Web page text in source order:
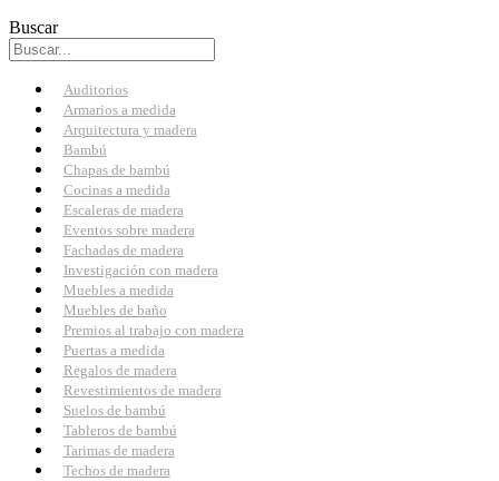
Buscar
Auditorios
Armarios a medida
Arquitectura y madera
Bambú
Chapas de bambú
Cocinas a medida
Escaleras de madera
Eventos sobre madera
Fachadas de madera
Investigación con madera
Muebles a medida
Muebles de baño
Premios al trabajo con madera
Puertas a medida
Regalos de madera
Revestimientos de madera
Suelos de bambú
Tableros de bambú
Tarimas de madera
Techos de madera